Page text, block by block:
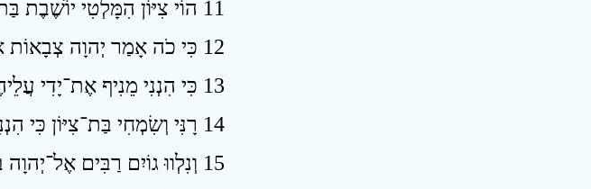
11 הוֹי צִיּוֹן הִמָּלְטִי יוֹשֶׁבֶת בַּת־בָּבֶל ׃
12 כִּי כֹה אָמַר יְהוָה צְבָאוֹת אַחַר כָּבוֹד שְׁלָחַנִי אֶל־הַגּוֹיִם הַשֹּׁלְלִים אֶתְכֶם כִּי הַנֹּגֵעַ בָּכֶם נֹגֵעַ בְּבָבַת עֵינוֹ ׃
13 כִּי הִנְנִי מֵנִיף אֶת־יָדִי עֲלֵיהֶם וְהָיוּ שָׁלָל לְעַבְדֵיהֶם וִידַעְתֶּם כִּי־יְהוָה צְבָאוֹת שְׁלָחָנִי ׃
14 רָנִּי וְשִׂמְחִי בַּת־צִיּוֹן כִּי הִנְנִי־בָא וְשָׁכַנְתִּי בְתוֹכֵךְ נְאֻם־יְהוָה ׃
15 וְנִלְווּ גוֹיִם רַבִּים אֶל־יְהוָה בַּיּוֹם הַהוּא וְהָיוּ לִי לְעָם וְשָׁכַנְתִּי בְתוֹכֵךְ וְיָדַעַתְּ כִּי־יְהוָה צְבָאוֹת שְׁלָחַנִי אֵלָיִךְ ׃